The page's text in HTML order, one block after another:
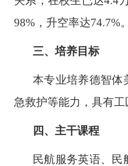
98%，升空率达74.7%。
三、培养目标
本专业培养德智体
急救护等能力，具有
四、主干课程
民航服务英语、